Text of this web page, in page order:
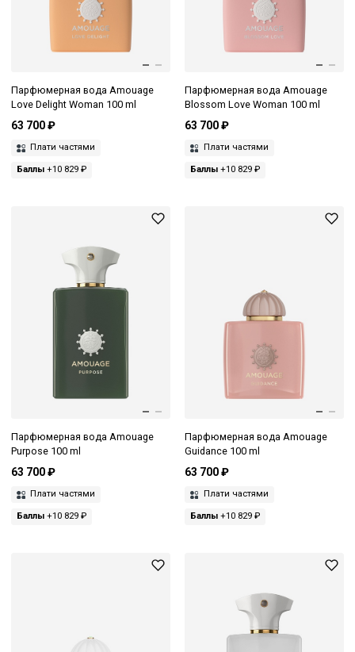
Парфюмерная вода Amouage
Love Delight Woman 100 ml
63 700 ₽
Плати частями
Баллы +10 829 ₽
Парфюмерная вода Amouage
Blossom Love Woman 100 ml
63 700 ₽
Плати частями
Баллы+10 829 ₽
Парфюмерная вода Amouage
Purpose 100 ml
63 700 ₽
Плати частями
Баллы +10 829 ₽
Парфюмерная вода Amouage
Guidance 100 ml
63 700 ₽
Плати частями
Баллы+10 829 ₽